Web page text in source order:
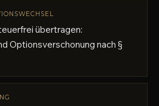
übertragen:
Optionsverschonung nach §